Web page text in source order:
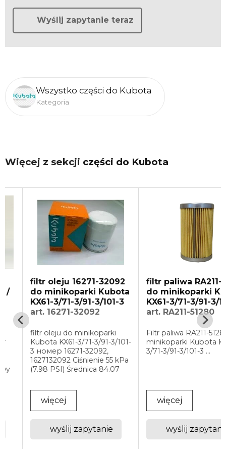
Wyślij zapytanie teraz
Wszystko części do Kubota
Kategoria
Więcej z sekcji części do Kubota
filtr oleju 16271-32092
do minikoparki Kubota
KX61-3/71-3/91-3/101-3
art. 16271-32092
filtr oleju do minikoparki
Kubota KX61-3/71-3/91-3/101-
3 номер 16271-32092,
1627132092 Ciśnienie 55 kPa
(7.98 PSI) Średnica 84.07
M20 X 1.5-6H INT ADBV Yes
więcej
wyślij zapytanie
filtr paliwa RA211-
do minikoparki
KX61-3/71-3/91-3/101-3
art. RA211-51280
Filtr paliwa RA211-51280
minikoparki Kubota KX61-
3/71-3/91-3/101-3 ...
więcej
wyślij zapytanie